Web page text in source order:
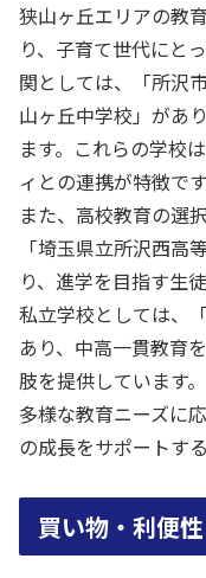
狭山ヶ丘エリアの教
り、子育て世代にと
関としては、「所沢
山ヶ丘中学校」があ
ます。これらの学校
ィとの連携が特徴です
また、高校教育の選
「埼玉県立所沢西高
り、進学を目指す生
私立学校としては、
あり、中高一貫教育
肢を提供しています
多様な教育ニーズに
の成長をサポートす
買い物・利便性